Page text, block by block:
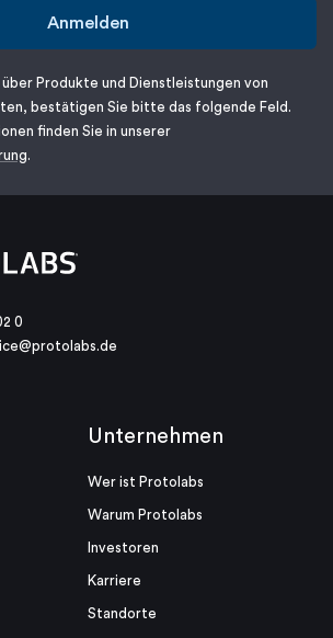
Anmelden
Produkte und Dienstleistungen von
bestätigen Sie bitte das folgende Feld.
finden Sie in unserer
.
0
Unternehmen
Wer ist Protolabs
Warum Protolabs
Investoren
Karriere
Standorte